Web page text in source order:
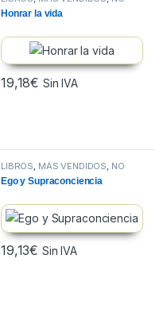
FICCION
Honrar la vida
19,18€ Sin IVA
LIBROS, MÁS VENDIDOS, NO
FICCION
Ego y Supraconciencia
19,13€ Sin IVA